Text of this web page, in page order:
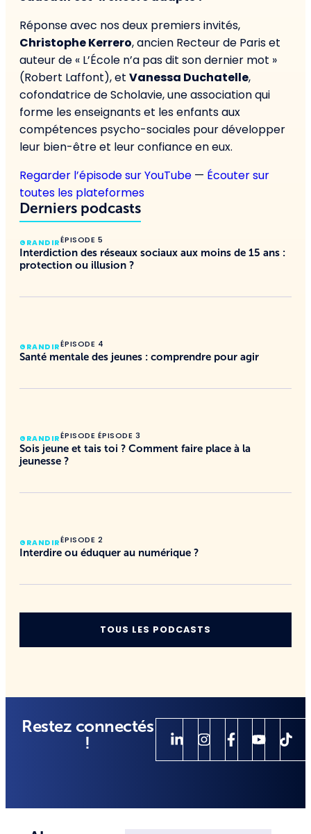
Réponse avec nos deux premiers invités,
Christophe Kerrero, ancien Recteur de Paris et
auteur de « L’École n’a pas dit son dernier mot »
(Robert Laffont), et Vanessa Duchatelle,
cofondatrice de Scholavie, une association qui
forme les enseignants et les enfants aux
compétences psycho-sociales pour développer
leur bien-être et leur confiance en eux.
Regarder l’épisode sur YouTube — Écouter sur
toutes les plateformes
Derniers podcasts
GRANDIRÉPISODE 5
Interdiction des réseaux sociaux aux moins de 15 ans :
protection ou illusion ?
GRANDIRÉPISODE 4
Santé mentale des jeunes : comprendre pour agir
GRANDIRÉPISODE ÉPISODE 3
Sois jeune et tais toi ? Comment faire place à la
jeunesse ?
GRANDIRÉPISODE 2
Interdire ou éduquer au numérique ?
TOUS LES PODCASTS
Restez connectés
!